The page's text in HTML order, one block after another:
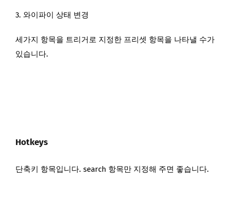
3. 와이파이 상태 변경
세가지 항목을 트리거로 지정한 프리셋 항목을 나타낼 수가
있습니다.
Hotkeys
단축키 항목입니다. search 항목만 지정해 주면 좋습니다.